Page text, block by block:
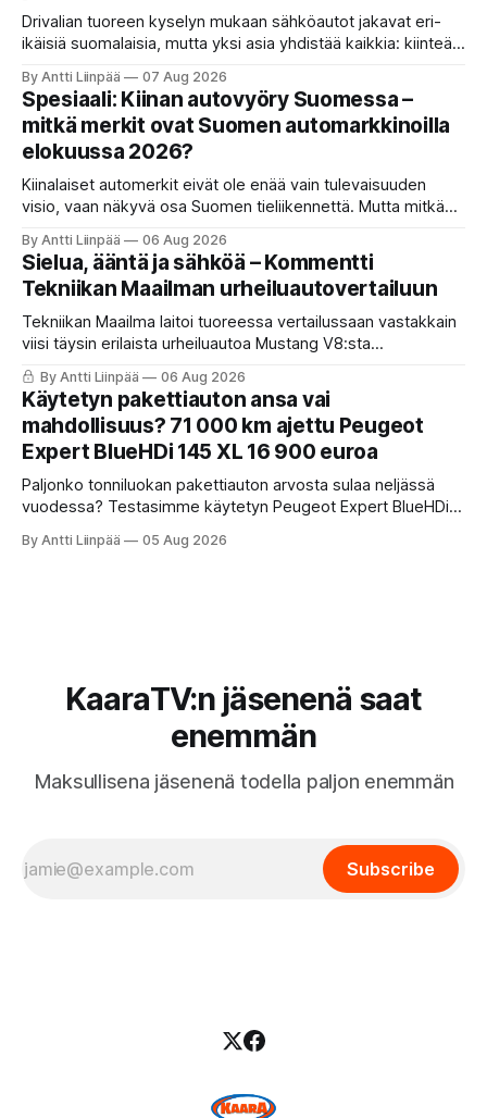
Drivalian tuoreen kyselyn mukaan sähköautot jakavat eri-
ikäisiä suomalaisia, mutta yksi asia yhdistää kaikkia: kiinteät
valittaessa.
By Antti Liinpää 07 Aug 2026
Spesiaali: Kiinan autovyöry Suomessa –
mitkä merkit ovat Suomen automarkkinoilla
elokuussa 2026?
Kiinalaiset automerkit eivät ole enää vain tulevaisuuden
visio, vaan näkyvä osa Suomen tieliikennettä. Mutta mitkä
pakettiautoihin ja mitä syksyn 2026 uutuuksilta sopii
odottaa? Katso kattava katsaus maamme tarjontaan ja
ostajan tärkeimpiin vinkkeihin!
By Antti Liinpää 06 Aug 2026
Sielua, ääntä ja sähköä – Kommentti
Tekniikan Maailman urheiluautovertailuun
Tekniikan Maailma laitoi tuoreessa vertailussaan vastakkain
viisi täysin erilaista urheiluautoa Mustang V8:sta
täyssähköiseen Hyundai Ioniq 6 N:ään. KaaraTV otti lehden
käteen ja pani autot omaan paremmuusjärjestykseen
fiiliksen, käytettävyyden ja hinta-laatusuhteen perusteella.
By Antti Liinpää 06 Aug 2026
Käytetyn pakettiauton ansa vai
mahdollisuus? 71 000 km ajettu Peugeot
Expert BlueHDi 145 XL 16 900 euroa
Paljonko tonniluokan pakettiauton arvosta sulaa neljässä
vuodessa? Testasimme käytetyn Peugeot Expert BlueHDi
16 900 €. Perkaamme auton taustat, varusteet, ajo-
By Antti Liinpää 05 Aug 2026
KaaraTV:n jäsenenä saat
enemmän
Maksullisena jäsenenä todella paljon enemmän
Subscribe